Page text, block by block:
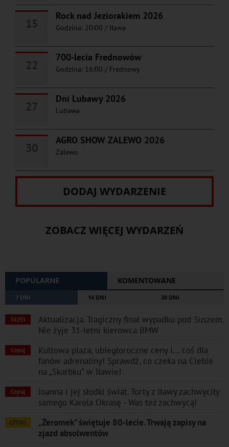
Rock nad Jeziorakiem 2026
Godzina: 20:00 / Iława
700-lecia Frednowów
Godzina: 16:00 / Frednowy
Dni Lubawy 2026
Lubawa
AGRO SHOW ZALEWO 2026
Zalewo
DODAJ WYDARZENIE
ZOBACZ WIĘCEJ WYDARZEŃ
POPULARNE KOMENTOWANE
7 DNI 14 DNI 30 DNI
34293
Aktualizacja. Tragiczny finał wypadku pod Suszem.
Nie żyje 31-letni kierowca BMW
Czytaj
Kultowa plaża, ubiegłoroczne ceny i... coś dla
fanów adrenaliny! Sprawdź, co czeka na Ciebie
na „Skarbku” w Iławie!
Czytaj
Joanna i jej słodki świat. Torty z Iławy zachwyciły
samego Karola Okrasę - Was też zachwycą!
CZYTAJ
„Żeromek” świętuje 80-lecie. Trwają zapisy na
zjazd absolwentów